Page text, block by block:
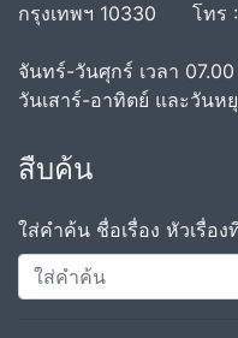
กรุงเทพฯ 10330 โ
เวลาทำ
จันทร์-วันศุกร์ เวลา
วันเสาร์-อาทิตย์ และวัน
สืบค้น
ใส่คำค้น ชื่อเรื่อง หัวเรื่อ